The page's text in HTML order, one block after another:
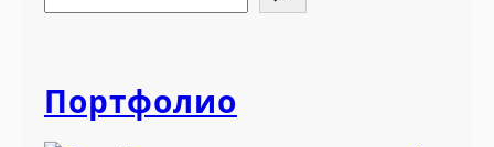
к
e
c
h
Портфолио